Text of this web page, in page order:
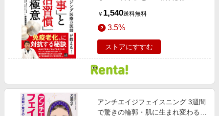
￥ 1,540送料無料
3.5%
ストアにすすむ
アンチエイジフェイスニング 3週間
で驚きの輪郭・肌に生まれ変わる